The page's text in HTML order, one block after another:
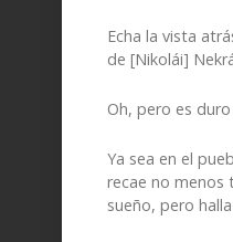
Echa la vista
de [Nikolái]
Oh, pero es
Ya sea en el
recae no menos
sueño, pero